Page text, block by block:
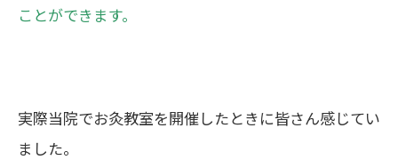
ことができます。
実際当院でお灸教室を開催したときに皆さん感じてい
ました。